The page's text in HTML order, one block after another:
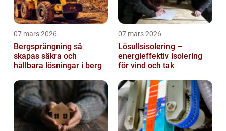
07 mars 2026
Bergsprängning så
skapas säkra och
hållbara lösningar i berg
07 mars 2026
Lösullsisolering –
energieffektiv isolering
för vind och tak